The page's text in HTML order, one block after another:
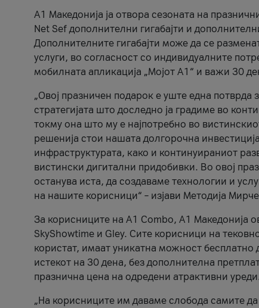
А1 Македонија ја отвора сезоната на
Net Sef дополнителни гигабајти и
Дополнителните гигабајти може да се
услуги, во согласност со индивидуалните
мобилната апликација „Мојот А1“ и важи 30
„Овој празничен подарок е уште една
стратегијата што доследно ја градиме во
токму она што му е најпотребно во
решенија стои нашата долгорочна
инфраструктурата, како и континуираниот
вистински дигитални придобивки. Во овој
останува иста, да создаваме технологии и
на нашите корисници“ – изјави Методија
За корисниците на A1 Combo, А1 Македонија
SkyShowtime и Gley. Сите корисници на
користат, имаат уникатна можност
истекот на 30 дена, без дополнителна
празнична цена на одредени атрактивни
„На корисниците им даваме слобода самите да